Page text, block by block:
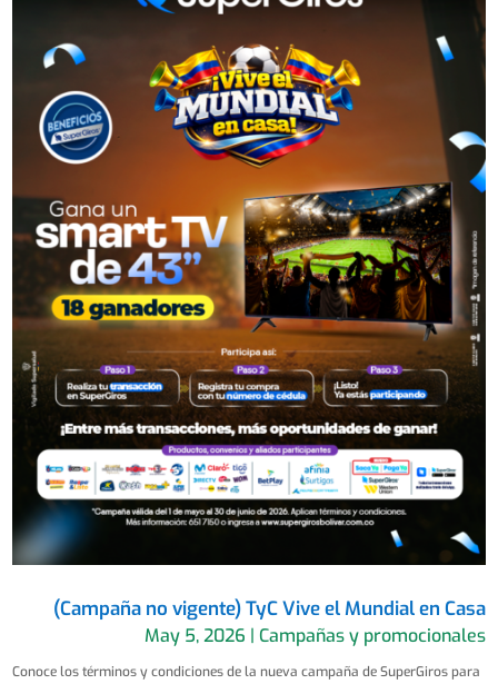
(Campaña no vigente) TyC Vive el Mundial en Casa
May 5, 2026 | Campañas y promocionales
Conoce los términos y condiciones de la nueva campaña de SuperGiros para